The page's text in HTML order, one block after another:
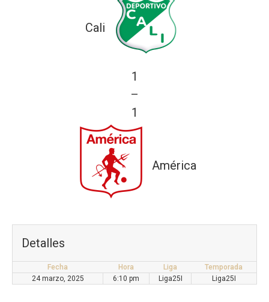
Cali
1
—
1
América
Detalles
Fecha Hora Liga
Temporada
24 marzo, 2025
6:10 pm Liga25I Liga25I